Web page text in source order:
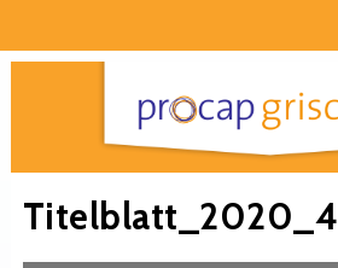
Titelblatt_2020_4